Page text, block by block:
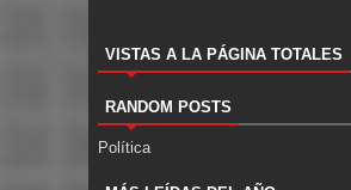
VISTAS A LA PÁGINA TOTALES
RANDOM POSTS
Política